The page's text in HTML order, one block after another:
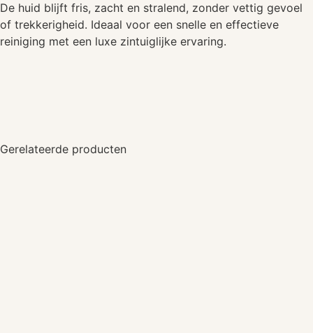
De huid blijft fris, zacht en stralend, zonder vettig gevoel
of trekkerigheid. Ideaal voor een snelle en effectieve
reiniging met een luxe zintuiglijke ervaring.
Gerelateerde producten